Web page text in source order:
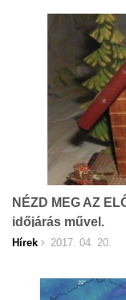
NÉZD MEG AZ
időjárás művel.
Hírek 2017. 04. 20.